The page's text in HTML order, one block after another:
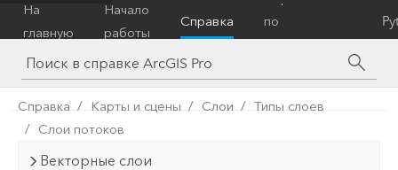
На
главную
Начало
работы
Справка
по
инструментам
Справка Карты и сцены Слои
Типы слоев
Слои потоков
Векторные слои